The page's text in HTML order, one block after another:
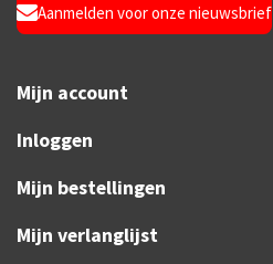
Aanmelden voor onze nieuwsbrief
Mijn account
Inloggen
Mijn bestellingen
Mijn verlanglijst